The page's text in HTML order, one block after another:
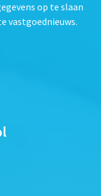
op te slaan
vastgoednieuws.